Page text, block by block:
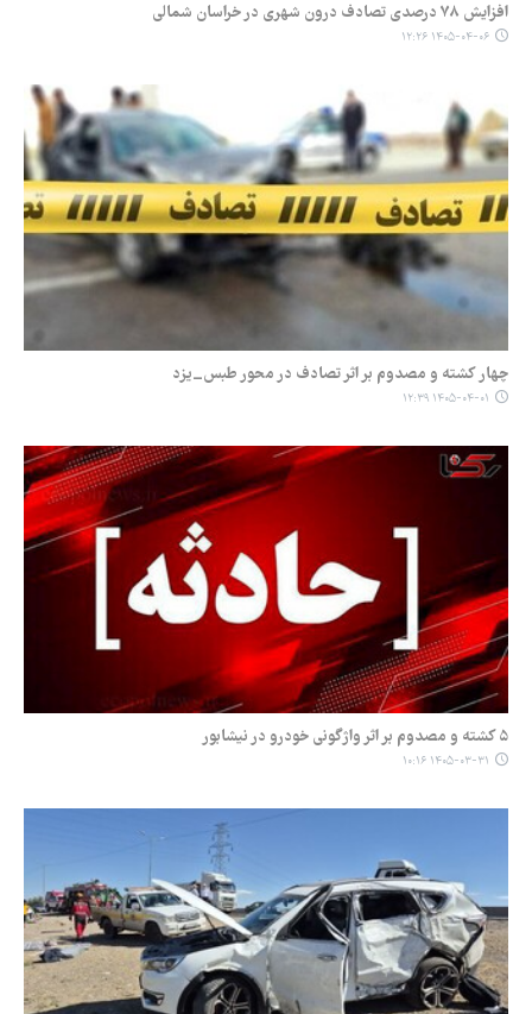
افزایش ۷۸ درصدی تصادف درون شهری در خراسان شمالی
۱۴۰۵-۰۴-۰۶ ۱۲:۲۶
چهار کشته و مصدوم بر اثر تصادف در محور طبس_یزد
۱۴۰۵-۰۴-۰۱ ۱۲:۳۹
۵ کشته و مصدوم بر اثر واژگونی خودرو در نیشابور
۱۴۰۵-۰۳-۳۱ ۱۰:۱۶